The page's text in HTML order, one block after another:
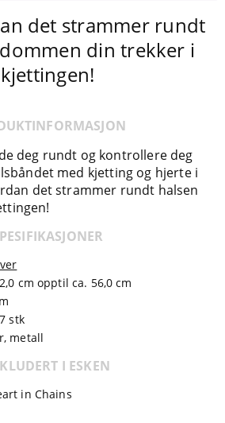
det strammer rundt
din trekker i
kjettingen!
deg rundt og kontrollere deg
med kjetting og hjerte i
det strammer rundt halsen
cm opptil ca. 56,0 cm
stk
metall
I ESKEN
in Chains